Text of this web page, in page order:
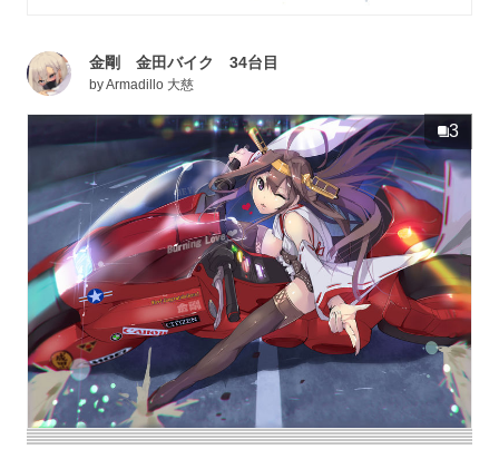
金剛 金田バイク 34台目
byArmadillo 大慈
3